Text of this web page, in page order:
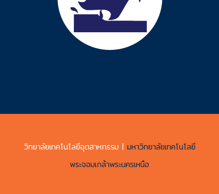
วิทยาลัยเทคโนโลยีอุตสาหกรรม | มหาวิทยาลัยเทคโนโลยี
พระจอมเกล้าพระนครเหนือ